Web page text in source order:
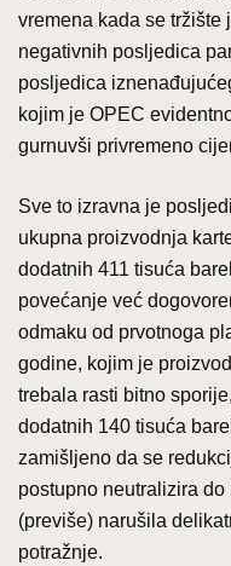
vremena kada se tržište
negativnih posljedica
posljedica
kojim je OPEC
gurnuvši privremeno
Sve to izravna je
ukupna proizvodnja
dodatnih 411 tisuća
povećanje već
odmaku od prvotnoga
godine, kojim je
trebala rasti bitno
dodatnih 140 tisuća
zamišljeno da se
postupno neutralizira
(previše) narušila
potražnje.